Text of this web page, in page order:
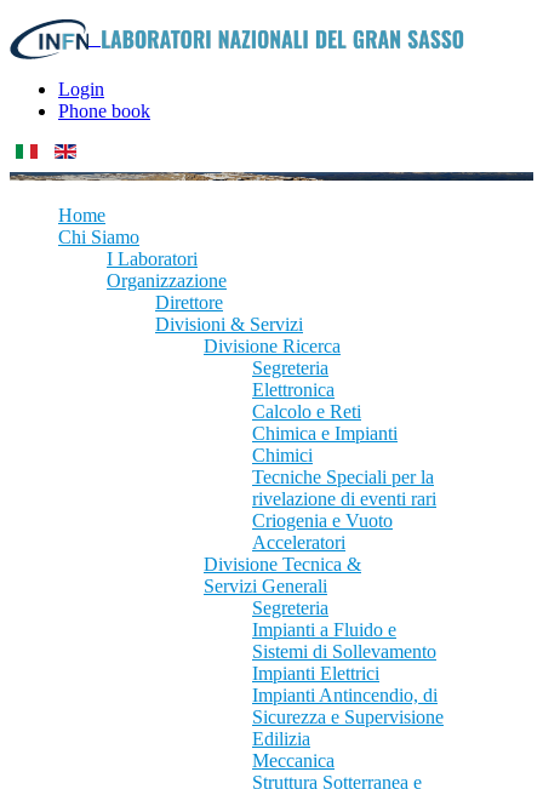
Login
Phone book
Home
Chi Siamo
I Laboratori
Organizzazione
Direttore
Divisioni & Servizi
Divisione Ricerca
Segreteria
Elettronica
Calcolo e Reti
Chimica e Impianti
Chimici
Tecniche Speciali per la
rivelazione di eventi rari
Criogenia e Vuoto
Acceleratori
Divisione Tecnica &
Servizi Generali
Segreteria
Impianti a Fluido e
Sistemi di Sollevamento
Impianti Elettrici
Impianti Antincendio, di
Sicurezza e Supervisione
Edilizia
Meccanica
Struttura Sotterranea e